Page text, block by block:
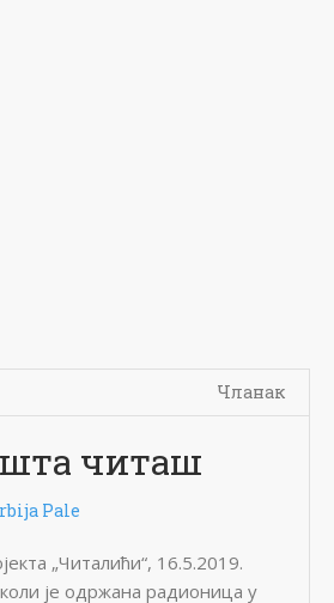
Чланак
читаш
Pale
„Читалићи“, 16.5.2019.
је одржана радионица у